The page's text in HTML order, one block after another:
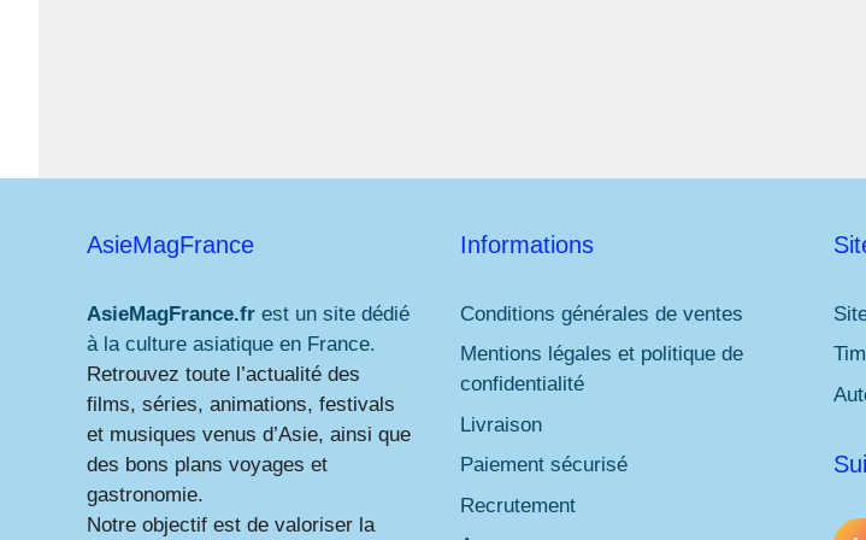
AsieMagFrance
AsieMagFrance.fr est un site dédié
à la culture asiatique en France.
Retrouvez toute l’actualité des
films, séries, animations, festivals
et musiques venus d’Asie, ainsi que
des bons plans voyages et
gastronomie.
Notre objectif est de valoriser la
Informations
Conditions générales de ventes
Mentions légales et politique de
confidentialité
Livraison
Paiement sécurisé
Recrutement